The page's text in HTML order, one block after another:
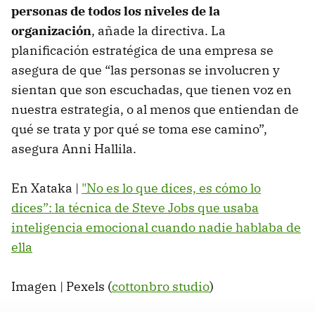
personas de todos los niveles de la
organización, añade la directiva. La
planificación estratégica de una empresa se
asegura de que “las personas se involucren y
sientan que son escuchadas, que tienen voz en
nuestra estrategia, o al menos que entiendan de
qué se trata y por qué se toma ese camino”,
asegura Anni Hallila.
En Xataka | "No es lo que dices, es cómo lo
dices”: la técnica de Steve Jobs que usaba
inteligencia emocional cuando nadie hablaba de
ella
Imagen | Pexels (cottonbro studio)